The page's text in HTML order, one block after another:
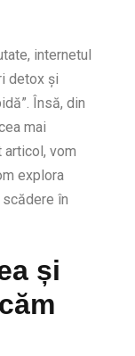
internetul
detox și
Însă, din
mai
vom
explora
în
și